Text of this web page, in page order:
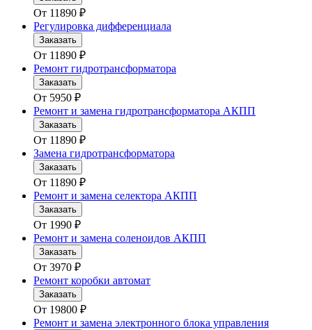
От 11890 ₽
Регулировка дифференциала
Заказать
От 11890 ₽
Ремонт гидротрансформатора
Заказать
От 5950 ₽
Ремонт и замена гидротрансформатора АКПП
Заказать
От 11890 ₽
Замена гидротрансформатора
Заказать
От 11890 ₽
Ремонт и замена селектора АКПП
Заказать
От 1990 ₽
Ремонт и замена соленоидов АКПП
Заказать
От 3970 ₽
Ремонт коробки автомат
Заказать
От 19800 ₽
Ремонт и замена электронного блока управления